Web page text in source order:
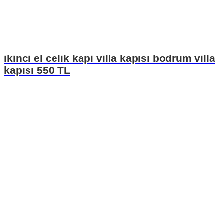
ikinci el celik kapi villa kapısı bodrum villa
kapısı 550 TL